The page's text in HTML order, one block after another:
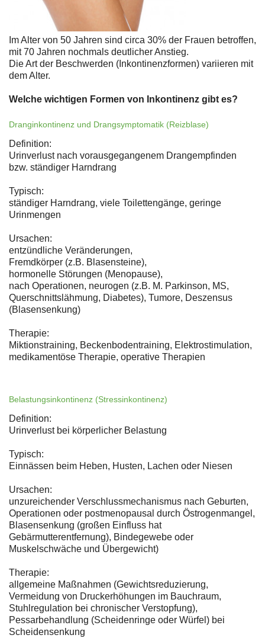
Im Alter von 50 Jahren sind circa 30% der Frauen betroffen,
mit 70 Jahren nochmals deutlicher Anstieg.
Die Art der Beschwerden (Inkontinenzformen) variieren mit
dem Alter.
Welche wichtigen Formen von Inkontinenz gibt es?
Dranginkontinenz und Drangsymptomatik (Reizblase)
Definition:
Urinverlust nach vorausgegangenem Drangempfinden
bzw. ständiger Harndrang
Typisch:
ständiger Harndrang, viele Toilettengänge, geringe
Urinmengen
Ursachen:
entzündliche Veränderungen,
Fremdkörper (z.B. Blasensteine),
hormonelle Störungen (Menopause),
nach Operationen, neurogen (z.B. M. Parkinson, MS,
Querschnittslähmung, Diabetes), Tumore, Deszensus
(Blasensenkung)
Therapie:
Miktionstraining, Beckenbodentraining, Elektrostimulation,
medikamentöse Therapie, operative Therapien
Belastungsinkontinenz (Stressinkontinenz)
Definition:
Urinverlust bei körperlicher Belastung
Typisch:
Einnässen beim Heben, Husten, Lachen oder Niesen
Ursachen:
unzureichender Verschlussmechanismus nach Geburten,
Operationen oder postmenopausal durch Östrogenmangel,
Blasensenkung (großen Einfluss hat
Gebärmutterentfernung), Bindegewebe oder
Muskelschwäche und Übergewicht)
Therapie:
allgemeine Maßnahmen (Gewichtsreduzierung,
Vermeidung von Druckerhöhungen im Bauchraum,
Stuhlregulation bei chronischer Verstopfung),
Pessarbehandlung (Scheidenringe oder Würfel) bei
Scheidensenkung